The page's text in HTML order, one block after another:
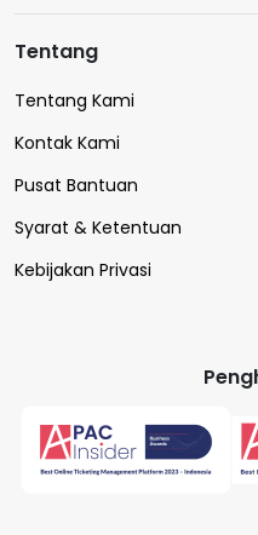
Tentang
Tentang Kami
Kontak Kami
Pusat Bantuan
Syarat & Ketentuan
Kebijakan Privasi